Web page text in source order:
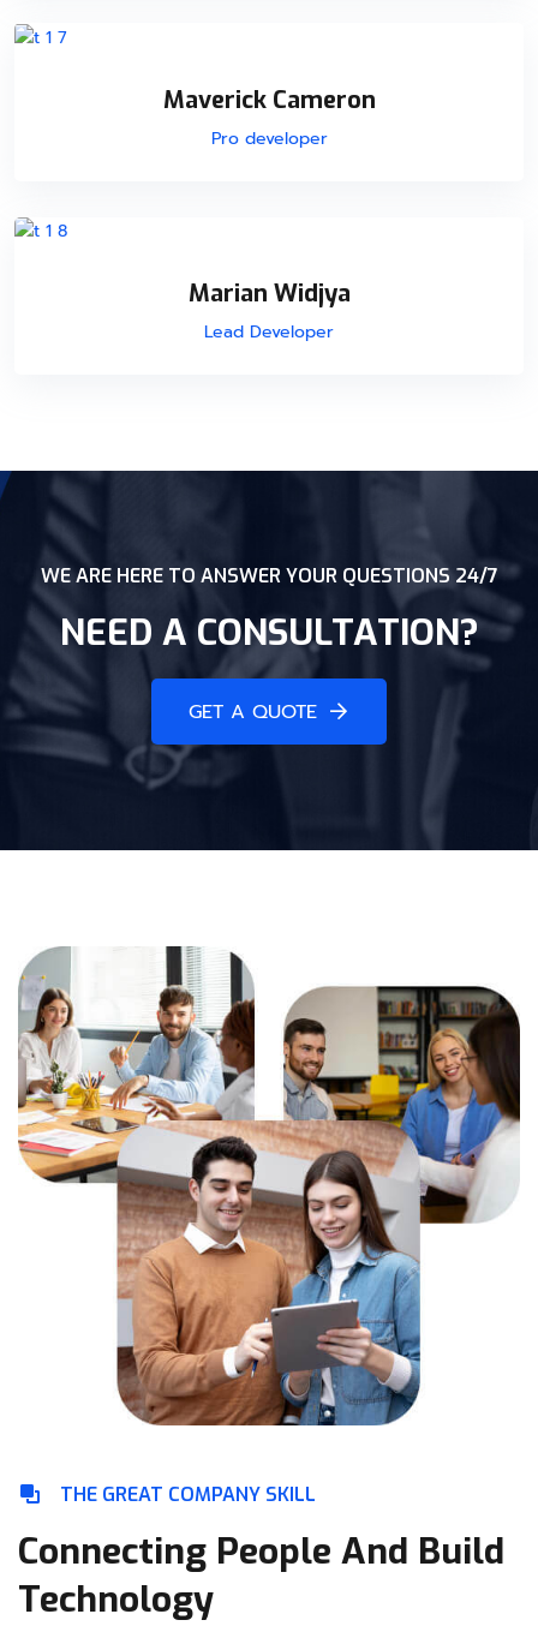
Maverick Cameron
Pro developer
Marian Widjya
Lead Developer
WE ARE HERE TO ANSWER YOUR QUESTIONS 24/7
NEED A CONSULTATION?
GET A QUOTE
THE GREAT COMPANY SKILL
Connecting People And Build
Technology